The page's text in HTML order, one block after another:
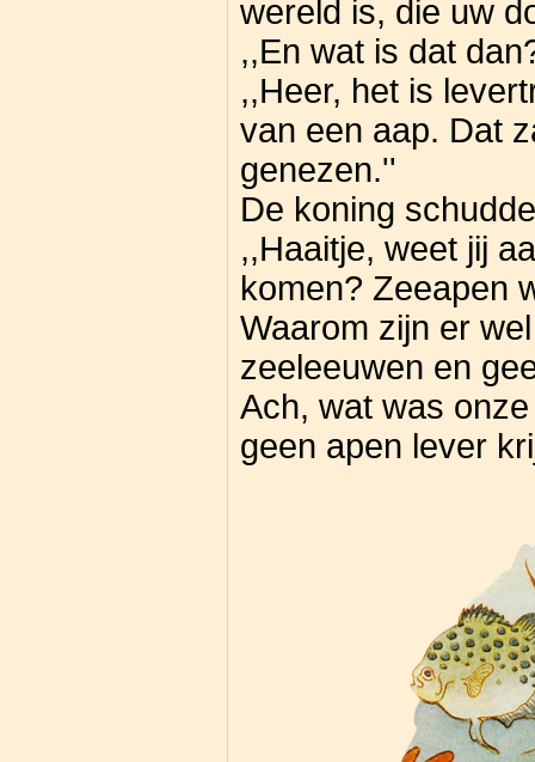
wereld is, die uw
,,En wat is dat
,,Heer, het is
van een aap. Dat
genezen.''
De koning
,,Haaitje, weet jij
komen? Zeeapen
Waarom zijn er
zeeleeuwen en
Ach, wat was
geen apen lever